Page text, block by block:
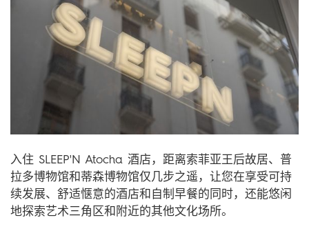
入住 SLEEP'N Atocha 酒店，距离索菲亚王后故居、普
拉多博物馆和蒂森博物馆仅几步之遥，让您在享受可持
续发展、舒适惬意的酒店和自制早餐的同时，还能悠闲
地探索艺术三角区和附近的其他文化场所。